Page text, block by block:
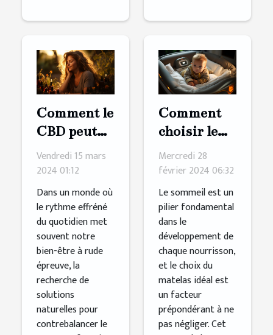
Comment le
CBD peut
favoriser la
détente et
réduire le
stress
quotidien
Vendredi 15 mars
2024 01:12
Dans un monde où
le rythme effréné
du quotidien met
souvent notre
bien-être à rude
épreuve, la
recherche de
solutions
naturelles pour
contrebalancer le
Comment
choisir le
meilleur
matelas
pour le
sommeil de
votre bébé
Mercredi 28
février 2024 06:32
Le sommeil est un
pilier fondamental
dans le
développement de
chaque nourrisson,
et le choix du
matelas idéal est
un facteur
prépondérant à ne
pas négliger. Cet